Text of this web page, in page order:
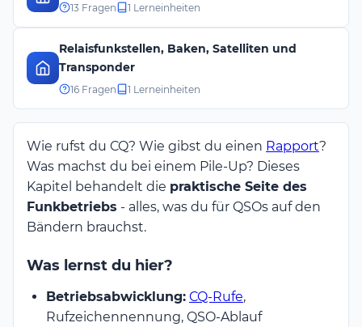
13 Fragen 1 Lerneinheiten
Relaisfunkstellen, Baken, Satelliten und
Transponder
16 Fragen 1 Lerneinheiten
Wie rufst du CQ? Wie gibst du einen Rapport?
Was machst du bei einem Pile-Up? Dieses
Kapitel behandelt die praktische Seite des
Funkbetriebs - alles, was du für QSOs auf den
Bändern brauchst.
Was lernst du hier?
Betriebsabwicklung: CQ-Rufe,
Rufzeichennennung, QSO-Ablauf